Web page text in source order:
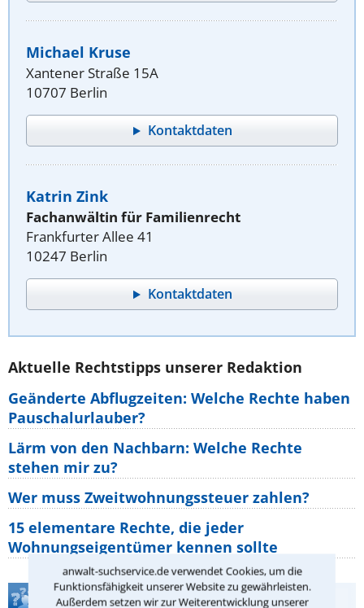
anwalt-suchservice.de verwendet Cookies, um die
Funktionsfähigkeit unserer Website zu gewährleisten.
Außerdem setzen wir zur Weiterentwicklung unserer
Michael Kruse
Xantener Straße 15A
10707 Berlin
Kontaktdaten
Katrin Zink
Fachanwältin für Familienrecht
Frankfurter Allee 41
10247 Berlin
Kontaktdaten
Aktuelle Rechtstipps unserer Redaktion
Geänderte Abflugzeiten: Welche Rechte haben
Pauschalurlauber?
Lärm von den Nachbarn: Welche Rechte
stehen mir zu?
Wer muss Zweitwohnungssteuer zahlen?
15 elementare Rechte, die jeder
Wohnungseigentümer kennen sollte
Teste Dein Rechtswissen